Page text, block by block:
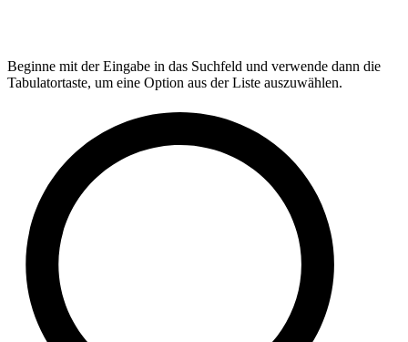
Beginne mit der Eingabe in das Suchfeld und verwende dann die
Tabulatortaste, um eine Option aus der Liste auszuwählen.